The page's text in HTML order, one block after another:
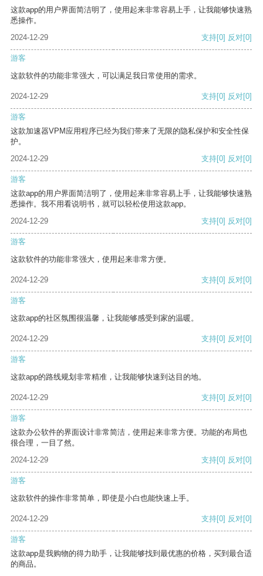
这款app的用户界面简洁明了，使用起来非常容易上手，让我能够快速熟
悉操作。
2024-12-29
支持[0] 反对[0]
游客
这款软件的功能非常强大，可以满足我日常使用的需求。
2024-12-29 支持[0] 反对[0]
游客
这款加速器VPM应用程序已经为我们带来了无限的隐私保护和安全性保
护。
2024-12-29
支持[0] 反对[0]
游客
这款app的用户界面简洁明了，使用起来非常容易上手，让我能够快速熟
悉操作。我不用看说明书，就可以轻松使用这款app。
2024-12-29
支持[0] 反对[0]
游客
这款软件的功能非常强大，使用起来非常方便。
2024-12-29 支持[0] 反对[0]
游客
这款app的社区氛围很温馨，让我能够感受到家的温暖。
2024-12-29 支持[0] 反对[0]
游客
这款app的路线规划非常精准，让我能够快速到达目的地。
2024-12-29 支持[0] 反对[0]
游客
这款办公软件的界面设计非常简洁，使用起来非常方便。功能的布局也
很合理，一目了然。
2024-12-29
支持[0] 反对[0]
游客
这款软件的操作非常简单，即使是小白也能快速上手。
2024-12-29 支持[0] 反对[0]
游客
这款app是我购物的得力助手，让我能够找到最优惠的价格，买到最合适
的商品。